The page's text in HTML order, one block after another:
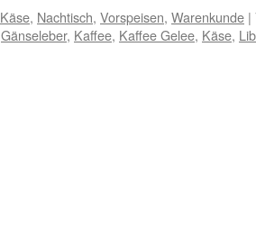
Käse, Nachtisch, Vorspeisen, Warenkunde |
Gänseleber, Kaffee, Kaffee Gelee, Käse,